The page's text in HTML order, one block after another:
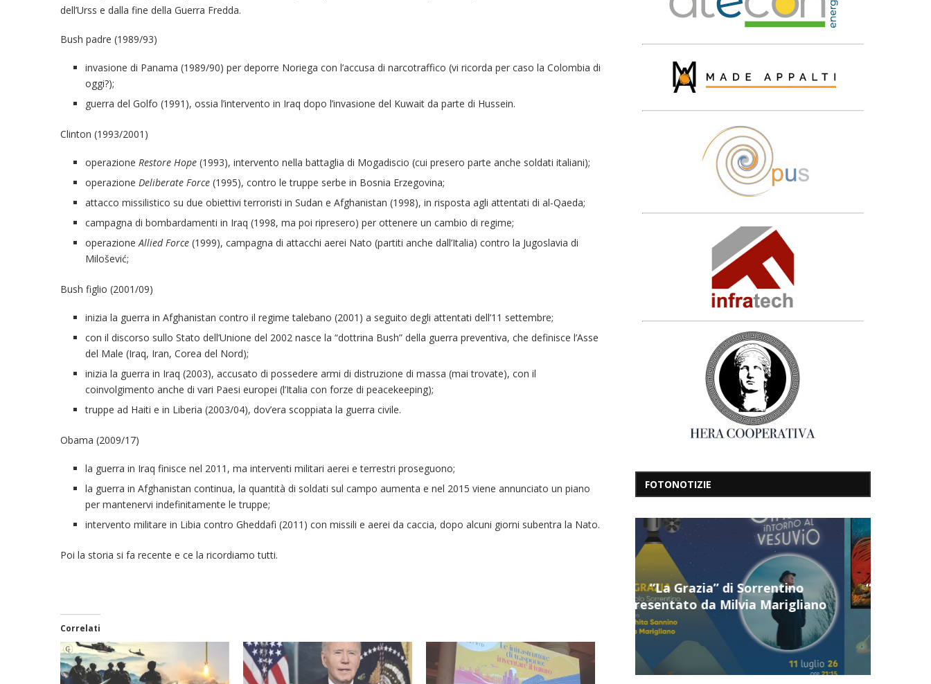
dell’Urss e dalla fine della Guerra Fredda.
Bush padre (1989/93)
invasione di Panama (1989/90) per deporre Noriega con l’accusa di narcotraffico (vi ricorda per caso la Colombia di
oggi?);
guerra del Golfo (1991), ossia l’intervento in Iraq dopo l’invasione del Kuwait da parte di Hussein.
Clinton (1993/2001)
operazione Restore Hope (1993), intervento nella battaglia di Mogadiscio (cui presero parte anche soldati italiani);
operazione Deliberate Force (1995), contro le truppe serbe in Bosnia Erzegovina;
attacco missilistico su due obiettivi terroristi in Sudan e Afghanistan (1998), in risposta agli attentati di al-Qaeda;
campagna di bombardamenti in Iraq (1998, ma poi ripresero) per ottenere un cambio di regime;
operazioneAllied Force (1999), campagna di attacchi aerei Nato (partiti anche dall’Italia) contro la Jugoslavia di
Milošević;
Bush figlio (2001/09)
inizia la guerra in Afghanistan contro il regime talebano (2001) a seguito degli attentati dell’11 settembre;
con il discorso sullo Stato dell’Unione del 2002 nasce la “dottrina Bush” della guerra preventiva, che definisce l’Asse
del Male (Iraq, Iran, Corea del Nord);
inizia la guerra in Iraq (2003), accusato di possedere armi di distruzione di massa (mai trovate), con il
coinvolgimento anche di vari Paesi europei (l’Italia con forze di peacekeeping);
truppe ad Haiti e in Liberia (2003/04), dov’era scoppiata la guerra civile.
Obama (2009/17)
la guerra in Iraq finisce nel 2011, ma interventi militari aerei e terrestri proseguono;
la guerra in Afghanistan continua, la quantità di soldati sul campo aumenta e nel 2015 viene annunciato un piano
per mantenervi indefinitamente le truppe;
intervento militare in Libia contro Gheddafi (2011) con missili e aerei da caccia, dopo alcuni giorni subentra la Nato.
Poi la storia si fa recente e ce la ricordiamo tutti.
Correlati
FOTONOTIZIE
“Il respiro del mare”, personale
di Terry Mangiatordi